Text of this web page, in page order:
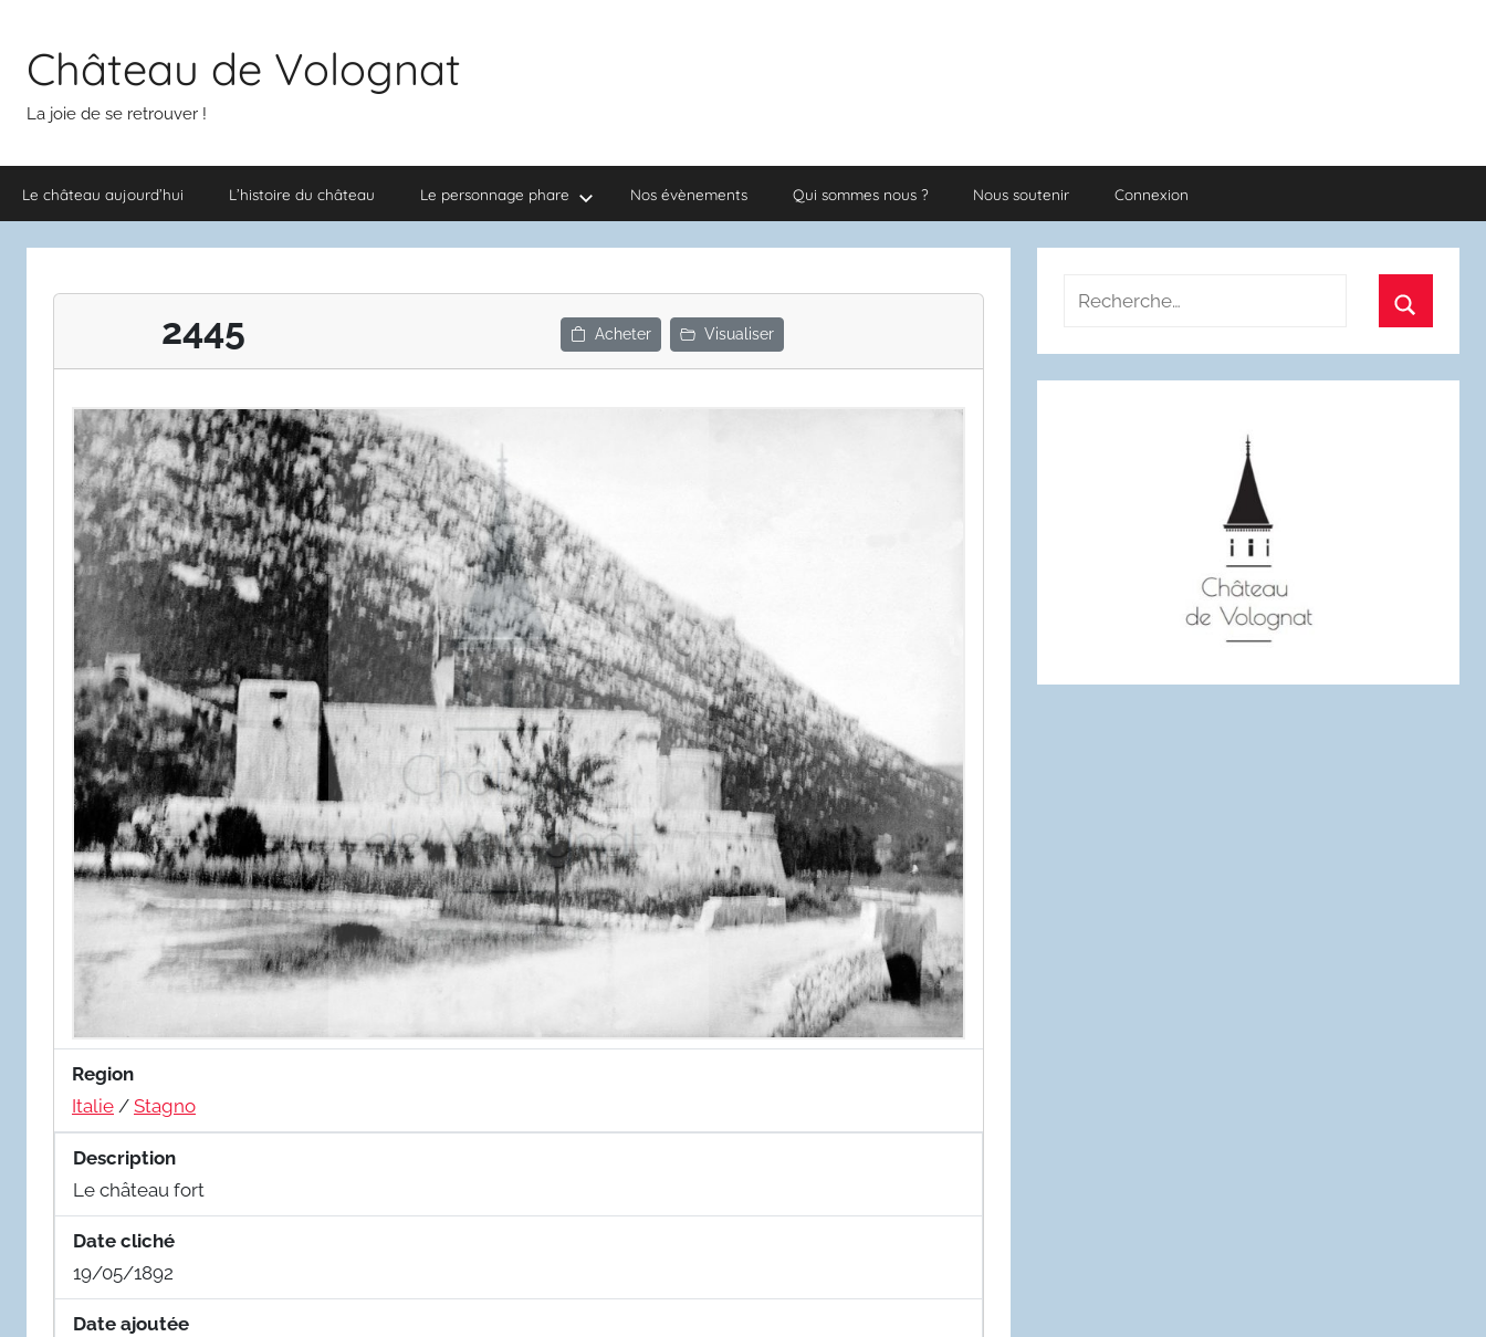
contenuChâteau de Volognat
La joie de se retrouver !
Le château aujourd’hui L’histoire du château Le personnage phare Nos évènements Qui sommes nous ? Nous soutenir Connexion
2445 Acheter Visualiser
Region
Italie / Stagno
Description
Le château fort
Date cliché
19/05/1892
Date ajoutée
Recherche
: